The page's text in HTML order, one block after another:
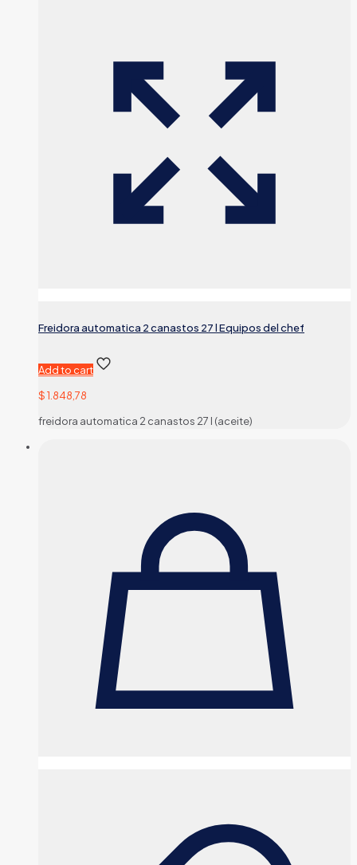
Freidora automatica 2 canastos 27 l Equipos del chef
Add to cart
$1.848,78
freidora automatica 2 canastos 27 l (aceite)